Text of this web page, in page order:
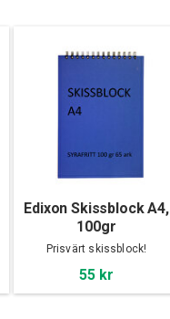
Edixon Skissblock A4,
100gr
Prisvärt skissblock!
55 kr